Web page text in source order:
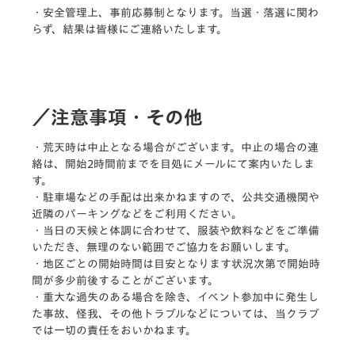
・安全管理上、事前応募制となります。当選・落選に関わ
らず、結果は皆様にご連絡いたします。
／注意事項・その他
・荒天時は中止となる場合がございます。中止の場合の連
絡は、開始2時間前までを目処にメールにて案内いたしま
す。
・駐車場などの手配は出来かねますので、公共交通機関や
近隣のパーキングなどをご利用ください。
・当日の天候と体調に合わせて、服装や飲料などをご準備
いただき、無理のない範囲でご協力をお願いします。
・地区ごとの開始時間は目安となります状況次第で開始時
間が多少前後することがございます。
・重大な過失のある場合を除き、イベント参加中に発生し
た事故、怪我、その他トラブルなどについては、当クラブ
では一切の責任をおいかねます。